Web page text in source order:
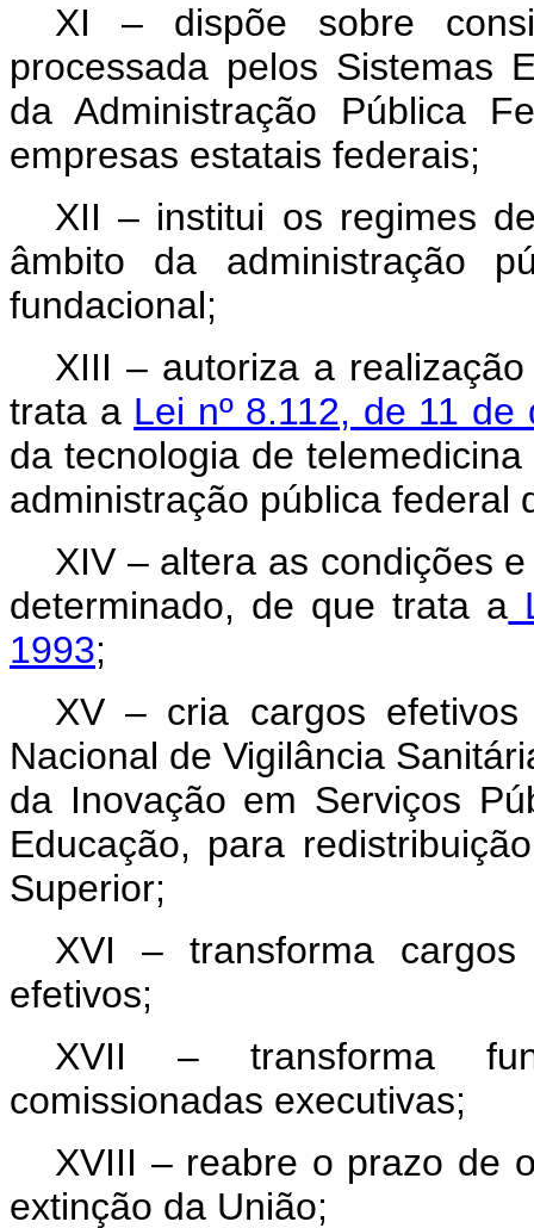
XI – dispõe sobre
processada pelos Sistemas
da Administração Pública
empresas estatais federais;
XII – institui os regimes
âmbito da administração
fundacional;
XIII – autoriza a
trata a Lei nº 8.112, de 11
da tecnologia de
administração pública federal
XIV – altera as condições
determinado, de que trata a
1993;
XV – cria cargos
Nacional de Vigilância
da Inovação em Serviços
Educação, para
Superior;
XVI – transforma
efetivos;
XVII – transforma
comissionadas executivas;
XVIII – reabre o prazo de
extinção da União;